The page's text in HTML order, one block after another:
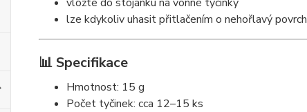
lze kdykoliv uhasit přitlačením o nehořlavý povrch
📊 Specifikace
Hmotnost: 15 g
Počet tyčinek: cca 12–15 ks